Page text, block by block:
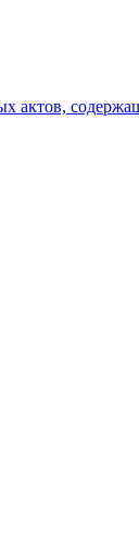
актов,